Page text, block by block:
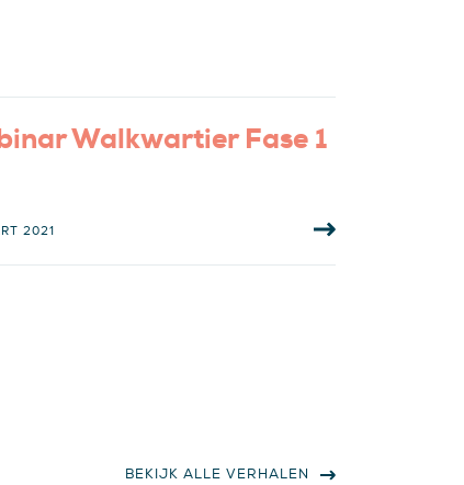
Walkwartier Fase 1
2021
BEKIJK ALLE VERHALEN